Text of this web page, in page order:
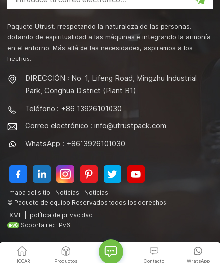
Paquete Utrust, rrespetando la naturaleza de las personas,
dotando de espiritualidad a las máquinas e integrando la armonía
en el entorno. Más allá de las necesidades, aspiramos a los
hechos.
DIRECCIÓN : No. 1, Lifeng Road, Mingzhu Industrial
Park, Conghua District (Plant B1)
Teléfono : +86 13926101030
Correo electrónico : info@utrustpack.com
WhatsApp : +8613926101030
mapa del sitio Noticias
Noticias
© Paquete de equipo Reservados todos los derechos.
XML
política de privacidad
Soporta red IPv6
HOGAR Productos WhatsApp
Contacto